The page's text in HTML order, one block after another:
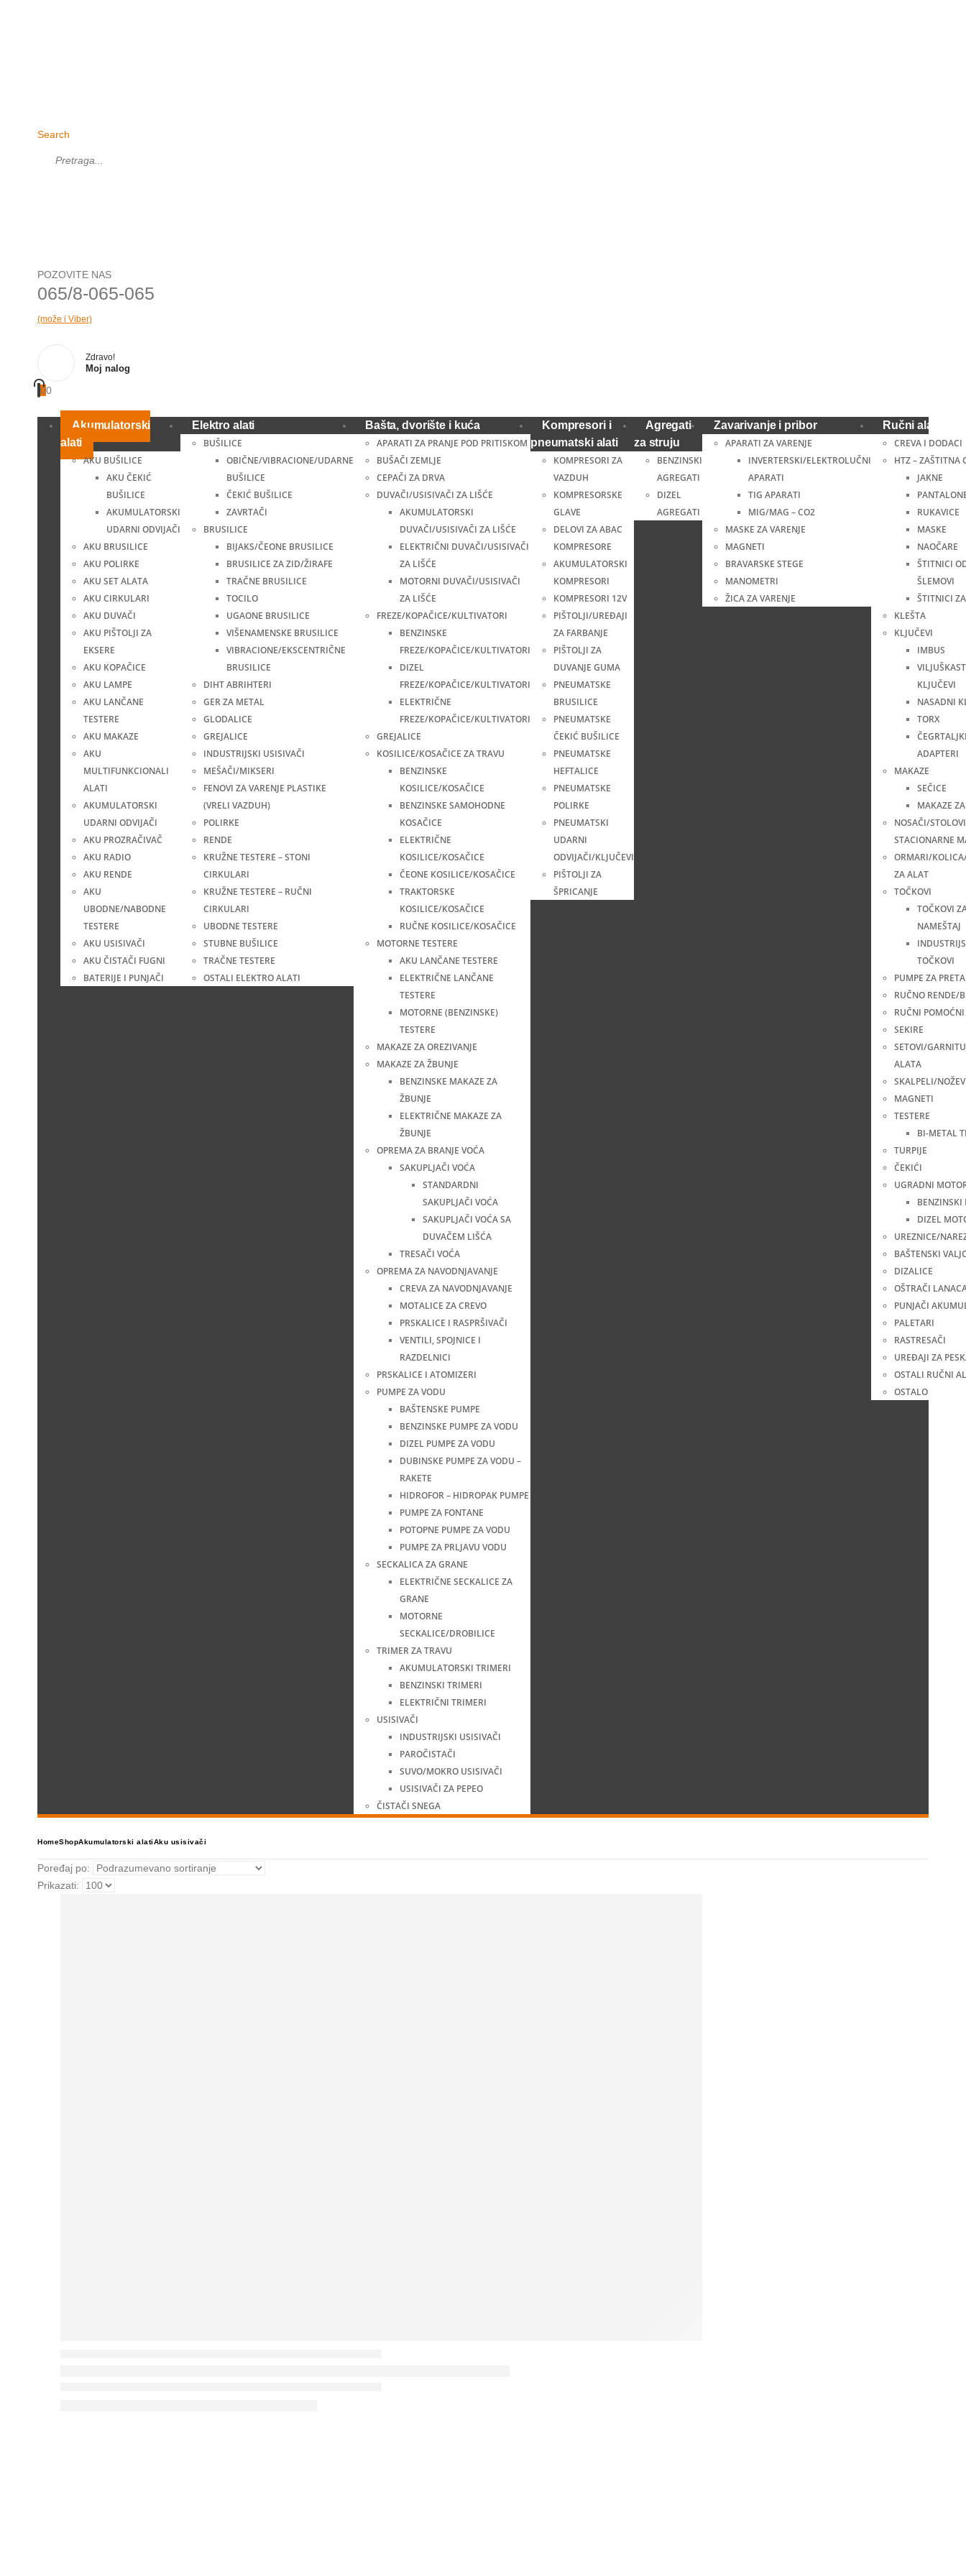
Search
POZOVITE NAS
065/8-065-065
(može i Viber)
Zdravo!
Moj nalog
00
Akumulatorski
alati
AKU BUŠILICE
AKU ČEKIĆ
BUŠILICE
AKUMULATORSKI
UDARNI ODVIJAČI
AKU BRUSILICE
AKU POLIRKE
AKU SET ALATA
AKU CIRKULARI
AKU DUVAČI
AKU PIŠTOLJI ZA
EKSERE
AKU KOPAČICE
AKU LAMPE
AKU LANČANE
TESTERE
AKU MAKAZE
AKU
MULTIFUNKCIONALI
ALATI
AKUMULATORSKI
UDARNI ODVIJAČI
AKU PROZRAČIVAČ
AKU RADIO
AKU RENDE
AKU
UBODNE/NABODNE
TESTERE
AKU USISIVAČI
AKU ČISTAČI FUGNI
BATERIJE I PUNJAČI
Elektro alati
BUŠILICE
OBIČNE/VIBRACIONE/UDARNE
BUŠILICE
ČEKIĆ BUŠILICE
ZAVRTAČI
BRUSILICE
BIJAKS/ČEONE BRUSILICE
BRUSILICE ZA ZID/ŽIRAFE
TRAČNE BRUSILICE
TOCILO
UGAONE BRUSILICE
VIŠENAMENSKE BRUSILICE
VIBRACIONE/EKSCENTRIČNE
BRUSILICE
DIHT ABRIHTERI
GER ZA METAL
GLODALICE
GREJALICE
INDUSTRIJSKI USISIVAČI
MEŠAČI/MIKSERI
FENOVI ZA VARENJE PLASTIKE
(VRELI VAZDUH)
POLIRKE
RENDE
KRUŽNE TESTERE – STONI
CIRKULARI
KRUŽNE TESTERE – RUČNI
CIRKULARI
UBODNE TESTERE
STUBNE BUŠILICE
TRAČNE TESTERE
OSTALI ELEKTRO ALATI
Bašta, dvorište i kuća
APARATI ZA PRANJE POD PRITISKOM
BUŠAČI ZEMLJE
CEPAČI ZA DRVA
DUVAČI/USISIVAČI ZA LIŠĆE
AKUMULATORSKI
DUVAČI/USISIVAČI ZA LIŠĆE
ELEKTRIČNI DUVAČI/USISIVAČI
ZA LIŠĆE
MOTORNI DUVAČI/USISIVAČI
ZA LIŠĆE
FREZE/KOPAČICE/KULTIVATORI
BENZINSKE
FREZE/KOPAČICE/KULTIVATORI
DIZEL
FREZE/KOPAČICE/KULTIVATORI
ELEKTRIČNE
FREZE/KOPAČICE/KULTIVATORI
GREJALICE
KOSILICE/KOSAČICE ZA TRAVU
BENZINSKE
KOSILICE/KOSAČICE
BENZINSKE SAMOHODNE
KOSAČICE
ELEKTRIČNE
KOSILICE/KOSAČICE
ČEONE KOSILICE/KOSAČICE
TRAKTORSKE
KOSILICE/KOSAČICE
RUČNE KOSILICE/KOSAČICE
MOTORNE TESTERE
AKU LANČANE TESTERE
ELEKTRIČNE LANČANE
TESTERE
MOTORNE (BENZINSKE)
TESTERE
MAKAZE ZA OREZIVANJE
MAKAZE ZA ŽBUNJE
BENZINSKE MAKAZE ZA
ŽBUNJE
ELEKTRIČNE MAKAZE ZA
ŽBUNJE
OPREMA ZA BRANJE VOĆA
SAKUPLJAČI VOĆA
STANDARDNI
SAKUPLJAČI VOĆA
SAKUPLJAČI VOĆA SA
DUVAČEM LIŠĆA
TRESAČI VOĆA
OPREMA ZA NAVODNJAVANJE
CREVA ZA NAVODNJAVANJE
MOTALICE ZA CREVO
PRSKALICE I RASPRŠIVAČI
VENTILI, SPOJNICE I
RAZDELNICI
PRSKALICE I ATOMIZERI
PUMPE ZA VODU
BAŠTENSKE PUMPE
BENZINSKE PUMPE ZA VODU
DIZEL PUMPE ZA VODU
DUBINSKE PUMPE ZA VODU –
RAKETE
HIDROFOR – HIDROPAK PUMPE
PUMPE ZA FONTANE
POTOPNE PUMPE ZA VODU
PUMPE ZA PRLJAVU VODU
SECKALICA ZA GRANE
ELEKTRIČNE SECKALICE ZA
GRANE
MOTORNE
SECKALICE/DROBILICE
TRIMER ZA TRAVU
AKUMULATORSKI TRIMERI
BENZINSKI TRIMERI
ELEKTRIČNI TRIMERI
USISIVAČI
INDUSTRIJSKI USISIVAČI
PAROČISTAČI
SUVO/MOKRO USISIVAČI
USISIVAČI ZA PEPEO
ČISTAČI SNEGA
Kompresori i
pneumatski alati
KOMPRESORI ZA
VAZDUH
KOMPRESORSKE
GLAVE
DELOVI ZA ABAC
KOMPRESORE
AKUMULATORSKI
KOMPRESORI
KOMPRESORI 12V
PIŠTOLJI/UREĐAJI
ZA FARBANJE
PIŠTOLJI ZA
DUVANJE GUMA
PNEUMATSKE
BRUSILICE
PNEUMATSKE
ČEKIĆ BUŠILICE
PNEUMATSKE
HEFTALICE
PNEUMATSKE
POLIRKE
PNEUMATSKI
UDARNI
ODVIJAČI/KLJUČEVI
PIŠTOLJI ZA
ŠPRICANJE
Agregati
za struju
BENZINSKI
AGREGATI
DIZEL
AGREGATI
Zavarivanje i pribor
APARATI ZA VARENJE
INVERTERSKI/ELEKTROLUČNI
APARATI
TIG APARATI
MIG/MAG – CO2
MASKE ZA VARENJE
MAGNETI
BRAVARSKE STEGE
MANOMETRI
ŽICA ZA VARENJE
Ručni alat i
CREVA I DODACI
HTZ – ZAŠTITNA
JAKNE
RUKAVICE
MASKE
NAOČARE
ŠTITNICI
ŠLEMOVI
ŠTITNICI
KLEŠTA
KLJUČEVI
IMBUS
KLJUČEVI
NASADNI
TORX
ADAPTERI
MAKAZE
SEČICE
MAKAZE
NOSAČI/
STACIONARNE
ORMARI/
ZA ALAT
TOČKOVI
TOČKOVI
NAMEŠTAJ
TOČKOVI
PUMPE ZA
RUČNO RENDE/
RUČNI
SEKIRE
SETOVI/
ALATA
SKALPELI/
MAGNETI
TESTERE
BI-METAL
TURPIJE
ČEKIĆI
UGRADNI
BENZINSKI
DIZEL
UREZNICE/
BAŠTENSKI
DIZALICE
OŠTRAČI
PUNJAČI
PALETARI
RASTRESAČI
UREĐAJI ZA
OSTALI RUČNI
OSTALO
HomeShopAkumulatorski alatiAku usisivači
Poređaj po:
Prikazati: